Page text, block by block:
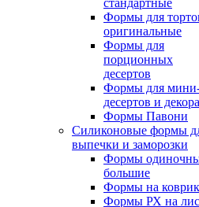
Формы для
оригинальные
Формы для
порционных
десертов
Формы для
десертов и декора
Формы Павони
Силиконовые формы
выпечки и заморозки
Формы
большие
Формы на
Формы РХ на